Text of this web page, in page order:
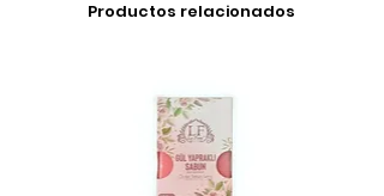
Productos relacionados